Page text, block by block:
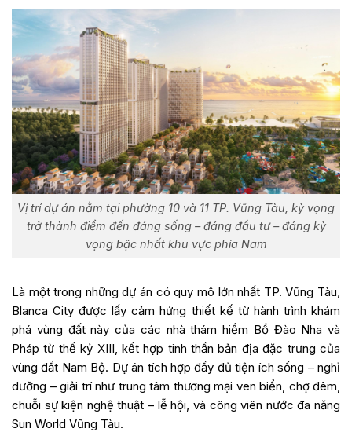
Vị trí dự án nằm tại phường 10 và 11 TP. Vũng Tàu, kỳ vọng
trở thành điểm đến đáng sống – đáng đầu tư – đáng kỳ
vọng bậc nhất khu vực phía Nam
Là một trong những dự án có quy mô lớn nhất TP. Vũng Tàu,
Blanca City được lấy cảm hứng thiết kế từ hành trình khám
phá vùng đất này của các nhà thám hiểm Bồ Đào Nha và
Pháp từ thế kỷ XIII, kết hợp tinh thần bản địa đặc trưng của
vùng đất Nam Bộ. Dự án tích hợp đầy đủ tiện ích sống – nghỉ
dưỡng – giải trí như trung tâm thương mại ven biển, chợ đêm,
chuỗi sự kiện nghệ thuật – lễ hội, và công viên nước đa năng
Sun World Vũng Tàu.